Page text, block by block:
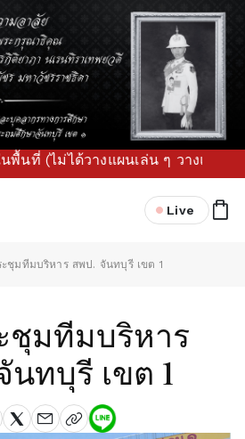
างแผนเล่น ๆ วางแล้วทำจริง
Live
ะชุมทีมบริหาร สพป. จันทบุรี เขต 1
ชุมทีมบริหาร
ทบุรี เขต 1